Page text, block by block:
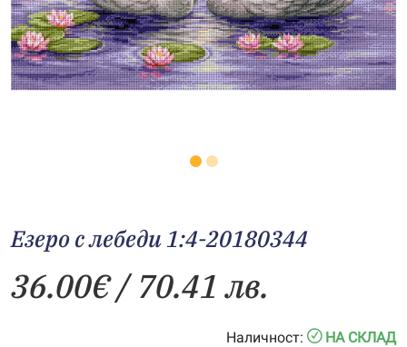
Езеро с лебеди 1:4-20180344
36.00€/ 70.41 лв.
Наличност:
НА СКЛАД